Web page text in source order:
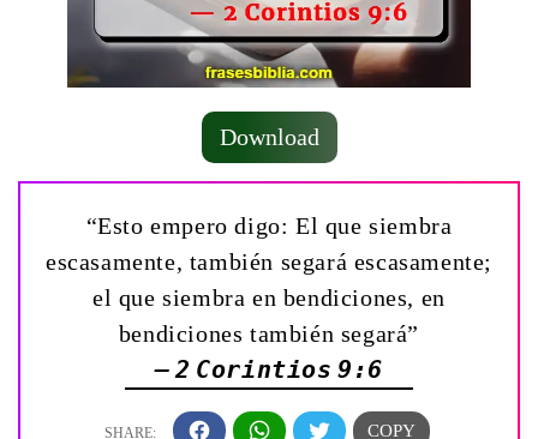
Download
“Esto empero digo: El que siembra
escasamente, también segará escasamente;
el que siembra en bendiciones, en
bendiciones también segará”
— 2 Corintios 9:6